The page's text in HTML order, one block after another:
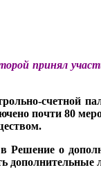
принял
почти 80
о